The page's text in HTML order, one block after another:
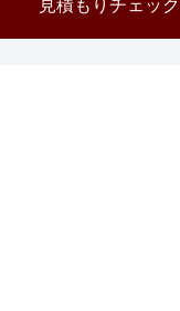
見積もりチェッ